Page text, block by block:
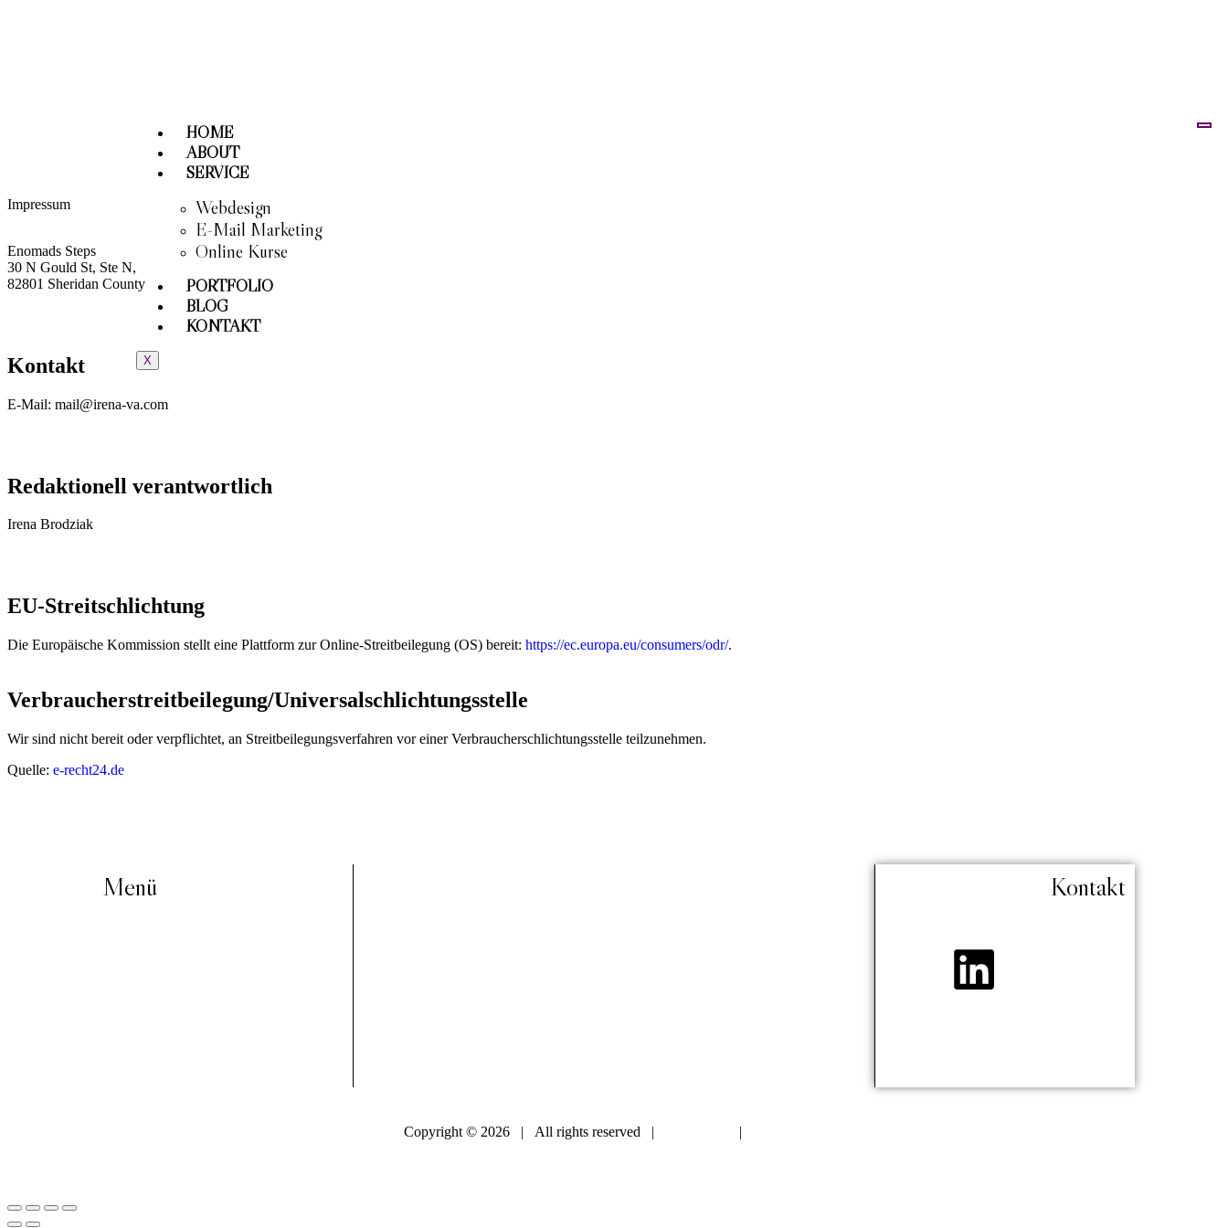
HOME
ABOUT
SERVICE
Webdesign
E-Mail Marketing
Online Kurse
PORTFOLIO
BLOG
KONTAKT
X
Impressum
Enomads Steps
30 N Gould St, Ste N,
82801 Sheridan County
Kontakt
E-Mail: mail@irena-va.com
Redaktionell verantwortlich
Irena Brodziak
EU-Streitschlichtung
Die Europäische Kommission stellt eine Plattform zur Online-Streitbeilegung (OS) bereit: https://ec.europa.eu/consumers/odr/.
Verbraucher­streit­beilegung/Universal­schlichtungs­stelle
Wir sind nicht bereit oder verpflichtet, an Streitbeilegungsverfahren vor einer Verbraucherschlichtungsstelle teilzunehmen.
Quelle: e-recht24.de
Menü Kontakt
Copyright © 2026 | All rights reserved | |